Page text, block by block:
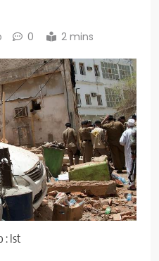
0 2 mins
: Ist